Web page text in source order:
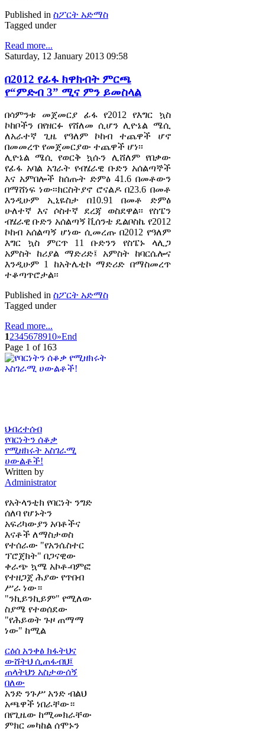
Published in ስፖርት አድማስ
Tagged under
Read more...
Saturday, 12 January 2013 09:58
በ2012 የፊፋ ክዋክብት ምርጫ
የ“ምድብ 3” ሚና ምን ይመስላል
በሳምንቱ መጀመርያ ፊፋ የ2012 የእግር ኳስ
ኮከቦችን በየዘርፉ የሸለመ ሲሆን ሊዮኔል ሜሲ
ለአራተኛ ጊዜ የዓለም ኮከብ ተጨዋች ሆኖ
በመመረጥ የመጀመርያው ተጨዋች ሆነ፡፡
ሊዮኔል ሜሲ የወርቅ ኳሱን ሊሸለም የበቃው
የፊፋ አባል አገራት የብሄራዊ ቡድን አሰልጣኞች
እና አምበሎች ከሰጡት ድምፅ 41.6 በመቶውን
በማሸነፍ ነው፡፡ክርስትያኖ ሮናልዶ በ23.6 በመቶ
እንዲሁም ኢኒዬስታ በ10.91 በመቶ ድምፅ
ሁለተኛ እና ሶስተኛ ደረጃ ወስደዋል፡፡ የስፔን
ብሄራዊ ቡድን አሰልጣኝ ቪሰንቴ ዴልቦስኬ የ2012
ኮከብ አሰልጣኝ ሆነው ሲመረጡ በ2012 የዓለም
እግር ኳስ ምርጥ 11 ቡድንን የስፔኑ ላሊጋ
አምስት ከሪያል ማድሪድ፤ አምስት ከባርሴሎና
እንዲሁም 1 ከአትሌቲኮ ማድሪድ በማስመረጥ
ተቆጣጥሮታል፡፡
Published in ስፖርት አድማስ
Tagged under
Read more...
12345678910»End
Page 1 of 163
ህብረተሰብ
የባርነትን ሰቆቃ
የሚዘክሩት አስገራሚ
ሀውልቶች!
Written by
Administrator
የአትላንቲክ የባርነት ንግድ
ሰለባ የሆኑትን
አፍሪካውያን አባቶችና
እናቶች ለማስታወስ
የተሰራው "የአንሴስተር
ፕሮጀክት" በጋናዊው
ቀራጭ ኳሜ አኮቶ-ባምፎ
የተዘጋጀ ሕያው የጥበብ
ሥራ ነው።
"ንኪይንኪይም" የሚለው
ስያሜ የተወሰደው
"የሕይወት ጉዞ ጠማማ
ነው" ከሚል
ርዕሰ አንቀፅ ክፋትህና
ውሸትህ ሲጠፋብህ፤
ጠላትህን አስታውሰኝ
በለው
አንድ ንጉሥ አንድ ብልህ
አጫዋች ነበራቸው።
በየጊዜው ከሚመክራቸው
ምክር መካከል ሰሞኑን